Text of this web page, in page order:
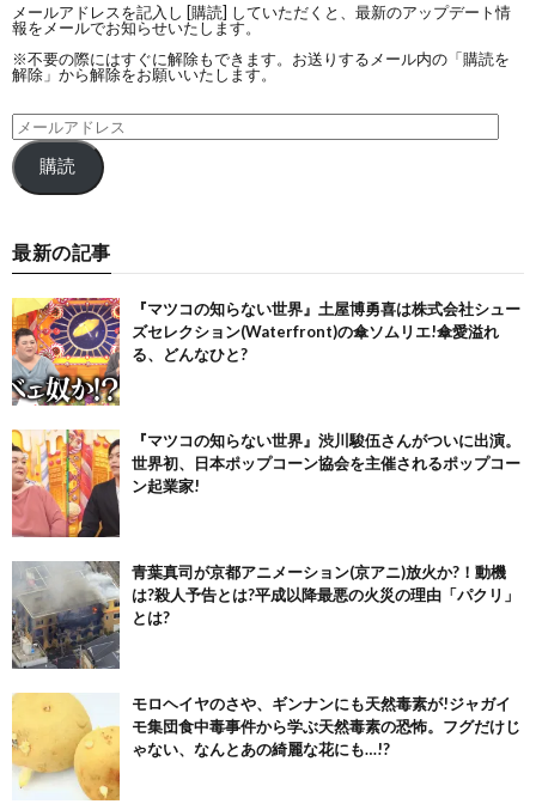
メールアドレスを記入し [購読] していただくと、最新のアップデート情
報をメールでお知らせいたします。
※不要の際にはすぐに解除もできます。お送りするメール内の「購読を
解除」から解除をお願いいたします。
購読
最新の記事
『マツコの知らない世界』土屋博勇喜は株式会社シュー
ズセレクション(Waterfront)の傘ソムリエ!傘愛溢れ
る、どんなひと?
『マツコの知らない世界』渋川駿伍さんがついに出演。
世界初、日本ポップコーン協会を主催されるポップコー
ン起業家!
青葉真司が京都アニメーション(京アニ)放火か?！動機
は?殺人予告とは?平成以降最悪の火災の理由「パクリ」
とは?
モロヘイヤのさや、ギンナンにも天然毒素が!ジャガイ
モ集団食中毒事件から学ぶ天然毒素の恐怖。フグだけじ
ゃない、なんとあの綺麗な花にも…!?